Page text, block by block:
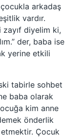
arkadaş
vardır.
zayıf diyelim ki,
der, baba ise
yerine etkili
tabirle sohbet
baba olarak
kim anne
önderlik
Çocuk